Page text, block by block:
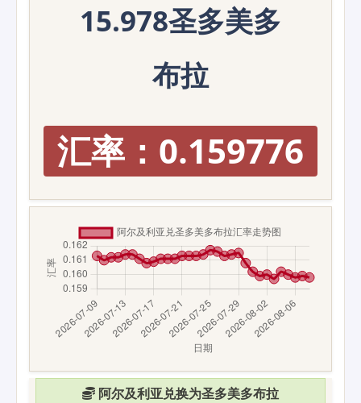
15.978圣多美多
布拉
汇率：0.159776
阿尔及利亚兑换为圣多美多布拉